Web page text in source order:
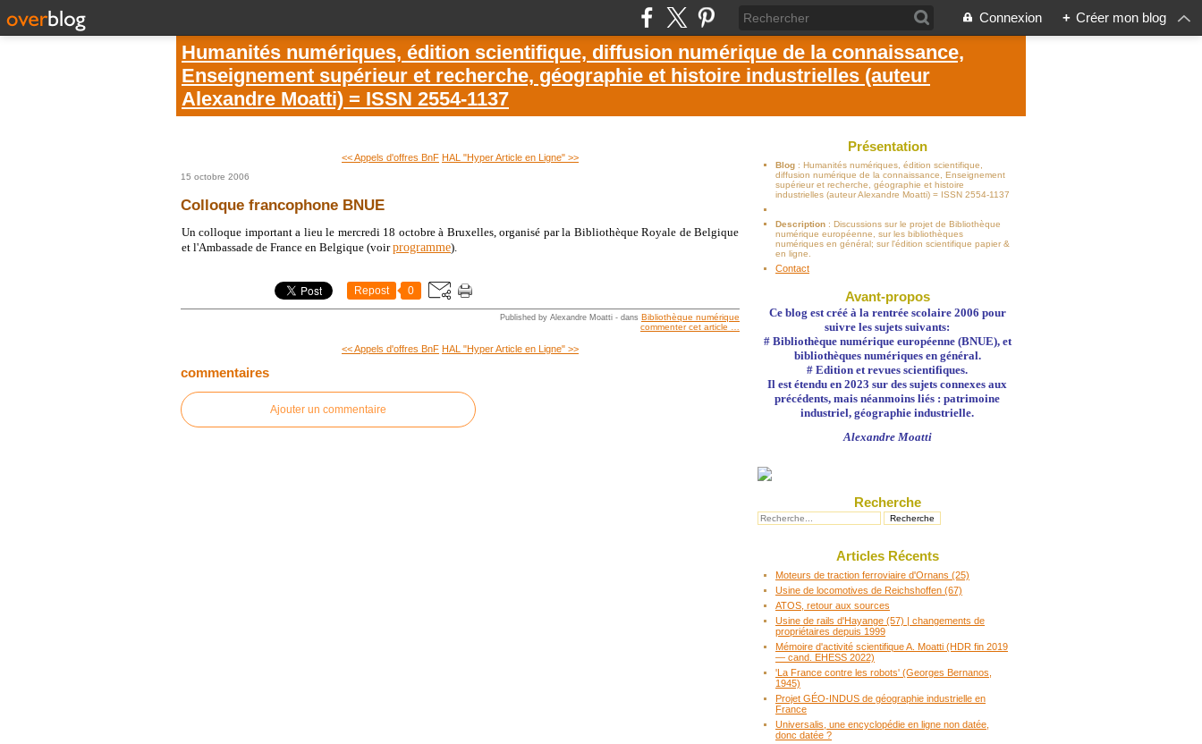
Connexion + Créer mon blog
Humanités numériques, édition scientifique, diffusion numérique de la connaissance,
Enseignement supérieur et recherche, géographie et histoire industrielles (auteur
Alexandre Moatti) = ISSN 2554-1137
<< Appels d'offres BnF HAL "Hyper Article en Ligne" >>
15 octobre 2006
Colloque francophone BNUE
Un colloque important a lieu le mercredi 18 octobre à Bruxelles, organisé par la Bibliothèque Royale de Belgique
et l'Ambassade de France en Belgique (voirprogramme).
Repost 0
Published by Alexandre Moatti - dans Bibliothèque numérique
commenter cet article
<< Appels d'offres BnF HAL "Hyper Article en Ligne" >>
commentaires
Ajouter un commentaire
Présentation
Blog : Humanités numériques, édition scientifique,
diffusion numérique de la connaissance, Enseignement
supérieur et recherche, géographie et histoire
industrielles (auteur Alexandre Moatti) = ISSN 2554-1137
Description : Discussions sur le projet de Bibliothèque
numérique européenne, sur les bibliothèques
numériques en général; sur l'édition scientifique papier &
en ligne.
Contact
Avant-propos
Ce blog est créé à la rentrée scolaire 2006 pour
suivre les sujets suivants:
# Bibliothèque numérique européenne (BNUE), et
bibliothèques numériques en général.
# Edition et revues scientifiques.
Il est étendu en 2023 sur des sujets connexes aux
précédents, mais néanmoins liés : patrimoine
industriel, géographie industrielle.
Alexandre Moatti
Recherche
Articles Récents
Moteurs de traction ferroviaire d'Ornans (25)
Usine de locomotives de Reichshoffen (67)
ATOS, retour aux sources
Usine de rails d'Hayange (57) | changements de
propriétaires depuis 1999
Mémoire d'activité scientifique A. Moatti (HDR fin 2019
— cand. EHESS 2022)
'La France contre les robots' (Georges Bernanos,
1945)
Projet GÉO-INDUS de géographie industrielle en
France
Universalis, une encyclopédie en ligne non datée,
donc datée ?